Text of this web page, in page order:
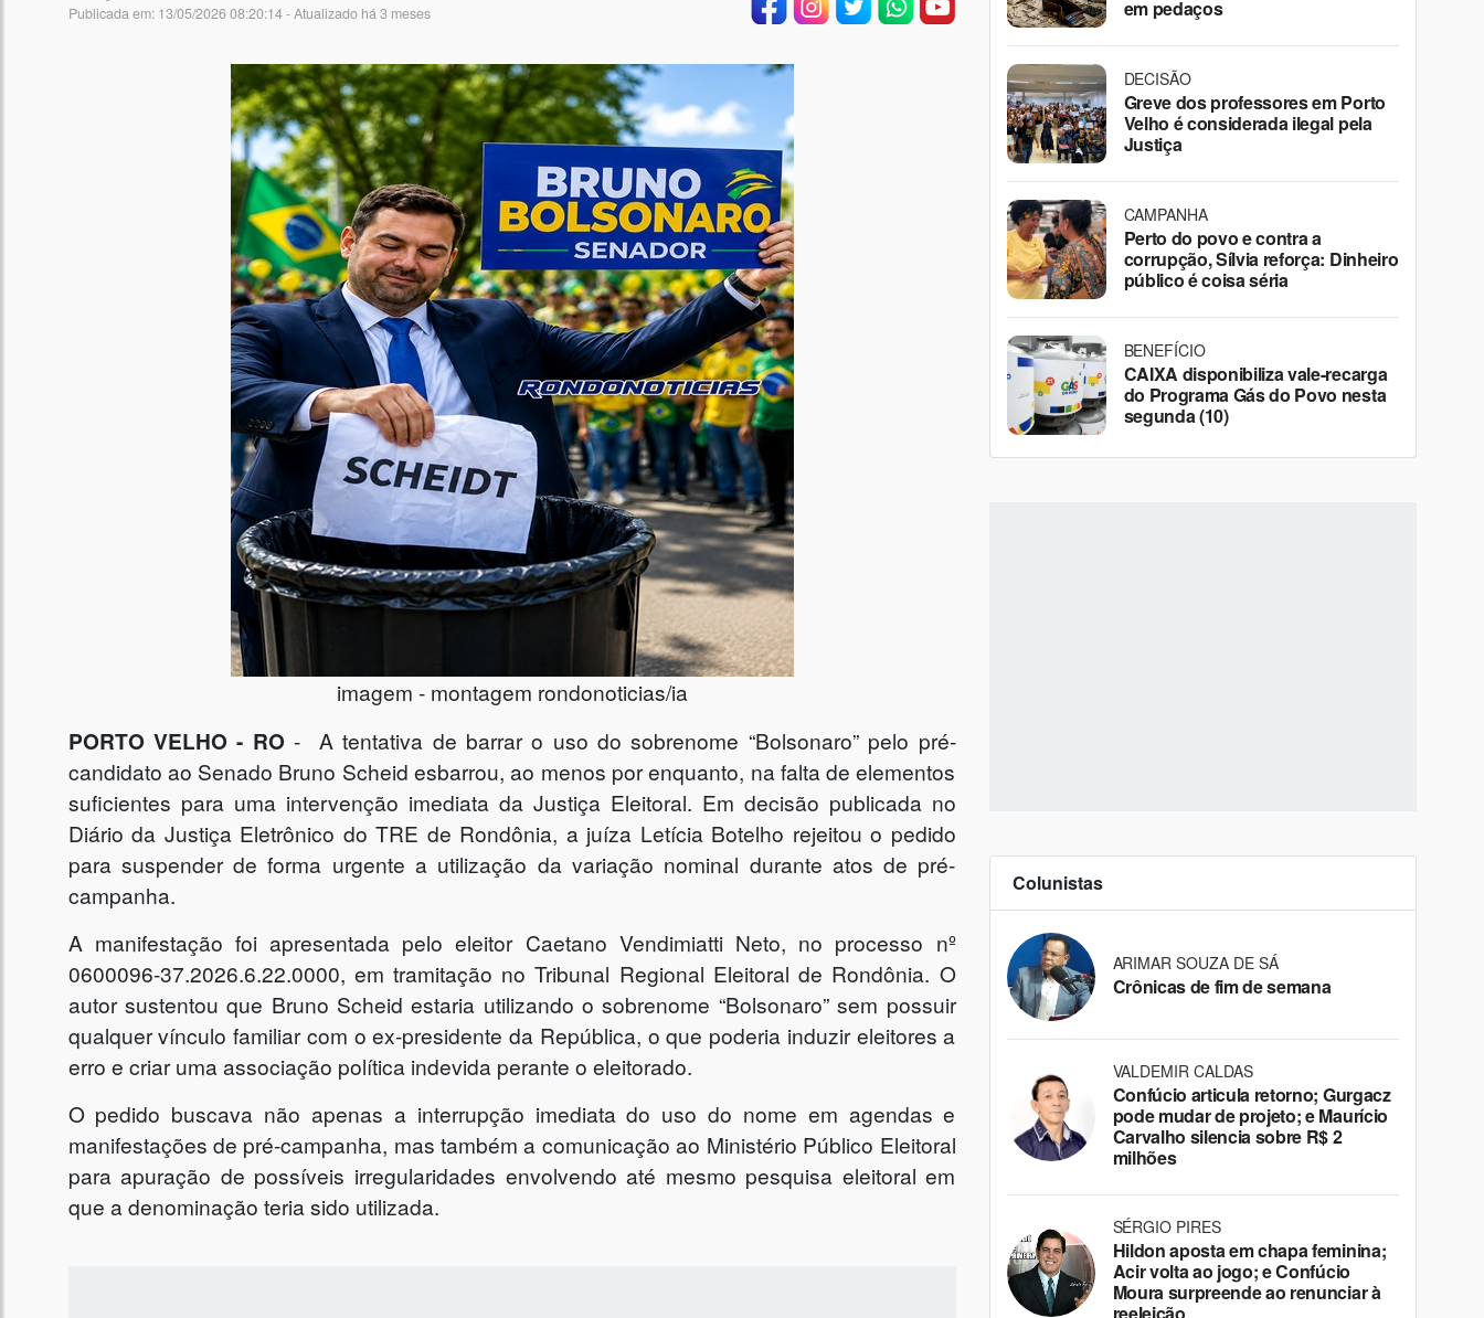
Publicada em: 13/05/2026 08:20:14 - Atualizado há 3 meses
imagem - montagem rondonoticias/ia
PORTO VELHO - RO - A tentativa de barrar o uso do sobrenome “Bolsonaro” pelo pré-
candidato ao Senado Bruno Scheid esbarrou, ao menos por enquanto, na falta de elementos
suficientes para uma intervenção imediata da Justiça Eleitoral. Em decisão publicada no
Diário da Justiça Eletrônico do TRE de Rondônia, a juíza Letícia Botelho rejeitou o pedido
para suspender de forma urgente a utilização da variação nominal durante atos de pré-
campanha.
A manifestação foi apresentada pelo eleitor Caetano Vendimiatti Neto, no processo nº
0600096-37.2026.6.22.0000, em tramitação no Tribunal Regional Eleitoral de Rondônia. O
autor sustentou que Bruno Scheid estaria utilizando o sobrenome “Bolsonaro” sem possuir
qualquer vínculo familiar com o ex-presidente da República, o que poderia induzir eleitores a
erro e criar uma associação política indevida perante o eleitorado.
O pedido buscava não apenas a interrupção imediata do uso do nome em agendas e
manifestações de pré-campanha, mas também a comunicação ao Ministério Público Eleitoral
para apuração de possíveis irregularidades envolvendo até mesmo pesquisa eleitoral em
que a denominação teria sido utilizada.
em pedaços
DECISÃO
Greve dos professores em Porto
Velho é considerada ilegal pela
Justiça
CAMPANHA
Perto do povo e contra a
corrupção, Sílvia reforça: Dinheiro
público é coisa séria
BENEFÍCIO
CAIXA disponibiliza vale-recarga
do Programa Gás do Povo nesta
segunda (10)
Colunistas
ARIMAR SOUZA DE SÁ
Crônicas de fim de semana
VALDEMIR CALDAS
Confúcio articula retorno; Gurgacz
pode mudar de projeto; e Maurício
Carvalho silencia sobre R$ 2
milhões
SÉRGIO PIRES
Hildon aposta em chapa feminina;
Acir volta ao jogo; e Confúcio
Moura surpreende ao renunciar à